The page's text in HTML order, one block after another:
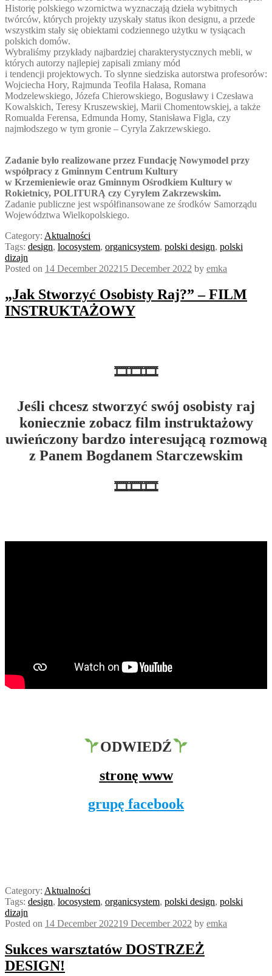
Historię polskiego wzornictwa wyznaczają dzieła wybitnych
twórców, których projekty uzyskały status ikon designu, a przede
wszystkim stały się obiektami codziennego użytku w tysiącach
polskich domów.
Wybraliśmy przykłady najbardziej charakterystycznych mebli, w
których autorzy najlepiej zapisali zmiany mód
i tendencji projektowych. To słynne siedziska autorstwa profesorów:
Wojciecha Hory, Rajmunda Teofila Hałasa, Romana
Modzelewskiego, Józefa Chierowskiego, Bogusławy i Czesława
Kowalskich, Teresy Kruszewskiej, Marii Chomentowskiej, a także
Romualda Ferensa, Edmunda Homy, Stanisława Figla, czy
najmłodszego w tym gronie – Cyryla Zakrzewskiego.
Zadanie było realizowane przez Fundację Nowymodel przy
współpracy z Gminnym Centrum Kultury
w Krzemieniewie oraz Gminnym Ośrodkiem Kultury w
Rokietnicy, POLITURĄ czy Cyrylem Zakrzewskim.
Zadanie publiczne jest współfinansowane ze środków Samorządu
Województwa Wielkopolskiego.
Category: Aktualności
Tags: design, locosystem, organicsystem, polski design, polski
dizajn
Posted on 14 December 202215 December 2022 by emka
„Jak Stworzyć Osobisty Raj?” – FILM
INSTRUKTAŻOWY
🎞🎞🎞
Jeśli chcesz stworzyć swój osobisty raj
koniecznie zobacz film instruktażowy
uwieńczony bardzo interesującą rozmową
z Panem Bogdanem Starczewskim
🎞🎞🎞
ODWIEDŹ
stronę www
grupę facebook
Category: Aktualności
Tags: design, locosystem, organicsystem, polski design, polski
dizajn
Posted on 14 December 202219 December 2022 by emka
Sukces warsztatów DOSTRZEŻ
DESIGN!